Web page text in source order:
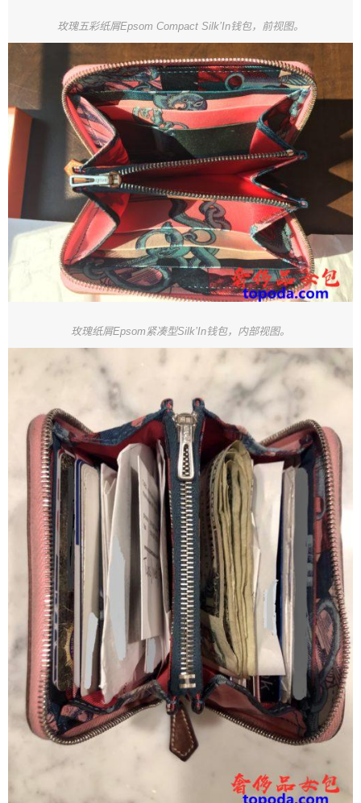
玫瑰五彩纸屑Epsom Compact Silk’In钱包，前视图。
玫瑰纸屑Epsom紧凑型Silk’In钱包，内部视图。